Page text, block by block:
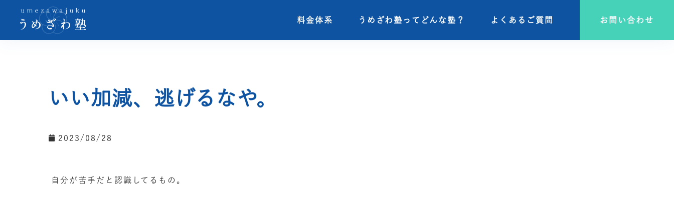
料金体系 うめざわ塾ってどんな塾？ よくあるご質問 お問い合わせ
料金体系 うめざわ塾ってどんな塾？ よくあるご質問 お問い合わせ
いい加減、逃げるなや。
2023/08/28
自分が苦手だと認識してるもの。